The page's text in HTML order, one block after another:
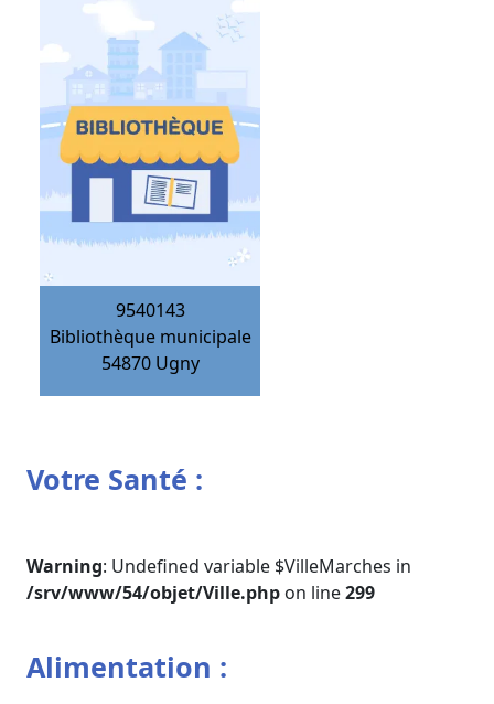
9540143
Bibliothèque municipale
54870 Ugny
Votre Santé :
Warning: Undefined variable $VilleMarches in
/srv/www/54/objet/Ville.php on line299
Alimentation :